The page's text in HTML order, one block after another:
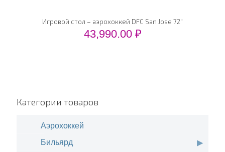
Игровой стол – аэрохоккей DFC San Jose 72"
43,990.00 ₽
Категории товаров
Аэрохоккей
Бильярд